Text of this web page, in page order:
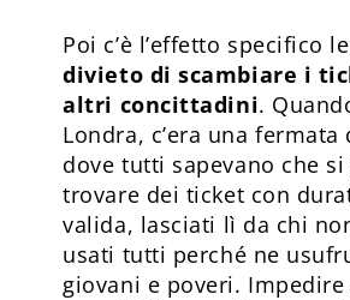
Poi c’è l’effetto specifico
divieto di scambiare i
altri concittadini.
Londra, c’era una
dove tutti sapevano che
trovare dei ticket con
valida, lasciati lì da chi
usati tutti perché ne
giovani e poveri. Impedire